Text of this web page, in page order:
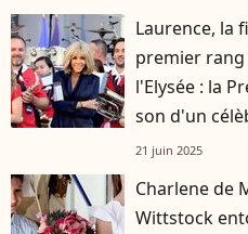
Laurence, la
premier rang
l'Elysée : la
son d'un
21 juin 2025
Charlene de
Wittstock